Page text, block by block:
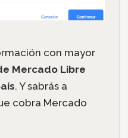
con mayor
Mercado Libre
. Y sabrás a
cobra Mercado